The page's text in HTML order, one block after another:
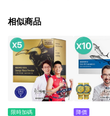
相似商品
限時加碼 降價